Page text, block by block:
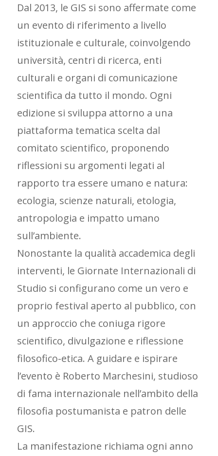
Dal 2013, le GIS si sono affermate come
un evento di riferimento a livello
istituzionale e culturale, coinvolgendo
università, centri di ricerca, enti
culturali e organi di comunicazione
scientifica da tutto il mondo. Ogni
edizione si sviluppa attorno a una
piattaforma tematica scelta dal
comitato scientifico, proponendo
riflessioni su argomenti legati al
rapporto tra essere umano e natura:
ecologia, scienze naturali, etologia,
antropologia e impatto umano
sull’ambiente.
Nonostante la qualità accademica degli
interventi, le Giornate Internazionali di
Studio si configurano come un vero e
proprio festival aperto al pubblico, con
un approccio che coniuga rigore
scientifico, divulgazione e riflessione
filosofico-etica. A guidare e ispirare
l’evento è Roberto Marchesini, studioso
di fama internazionale nell’ambito della
filosofia postumanista e patron delle
GIS.
La manifestazione richiama ogni anno